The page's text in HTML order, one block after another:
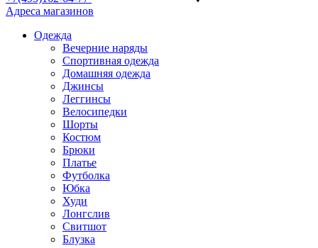
Адреса магазинов
Одежда
Вечерние наряды
Спортивная одежда
Домашняя одежда
Джинсы
Леггинсы
Велосипедки
Шорты
Костюм
Брюки
Платье
Футболка
Юбка
Худи
Лонгслив
Свитшот
Блузка